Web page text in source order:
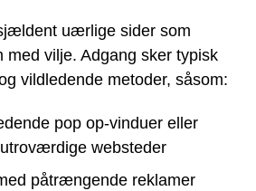
uærlige sider som
med vilje. Adgang sker typisk
vildledende metoder, såsom:
pop op-vinduer eller
websteder
påtrængende reklamer